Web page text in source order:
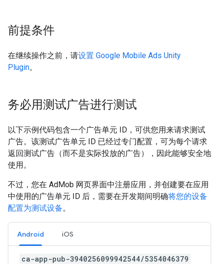
前提条件
在继续操作之前，请设置 Google Mobile Ads Unity
Plugin。
务必用测试广告进行测试
以下示例代码包含一个广告单元 ID，可供您用来请求测试
广告。该测试广告单元 ID 已经过专门配置，可为每个请求
返回测试广告（而不是实际投放的广告），因此能够安全地
使用。
不过，您在 AdMob 网页界面中注册应用，并创建要在应用
中使用的广告单元 ID 后，需要在开发期间明确将您的设备
配置为测试设备。
Android iOS
ca-app-pub-3940256099942544/5354046379